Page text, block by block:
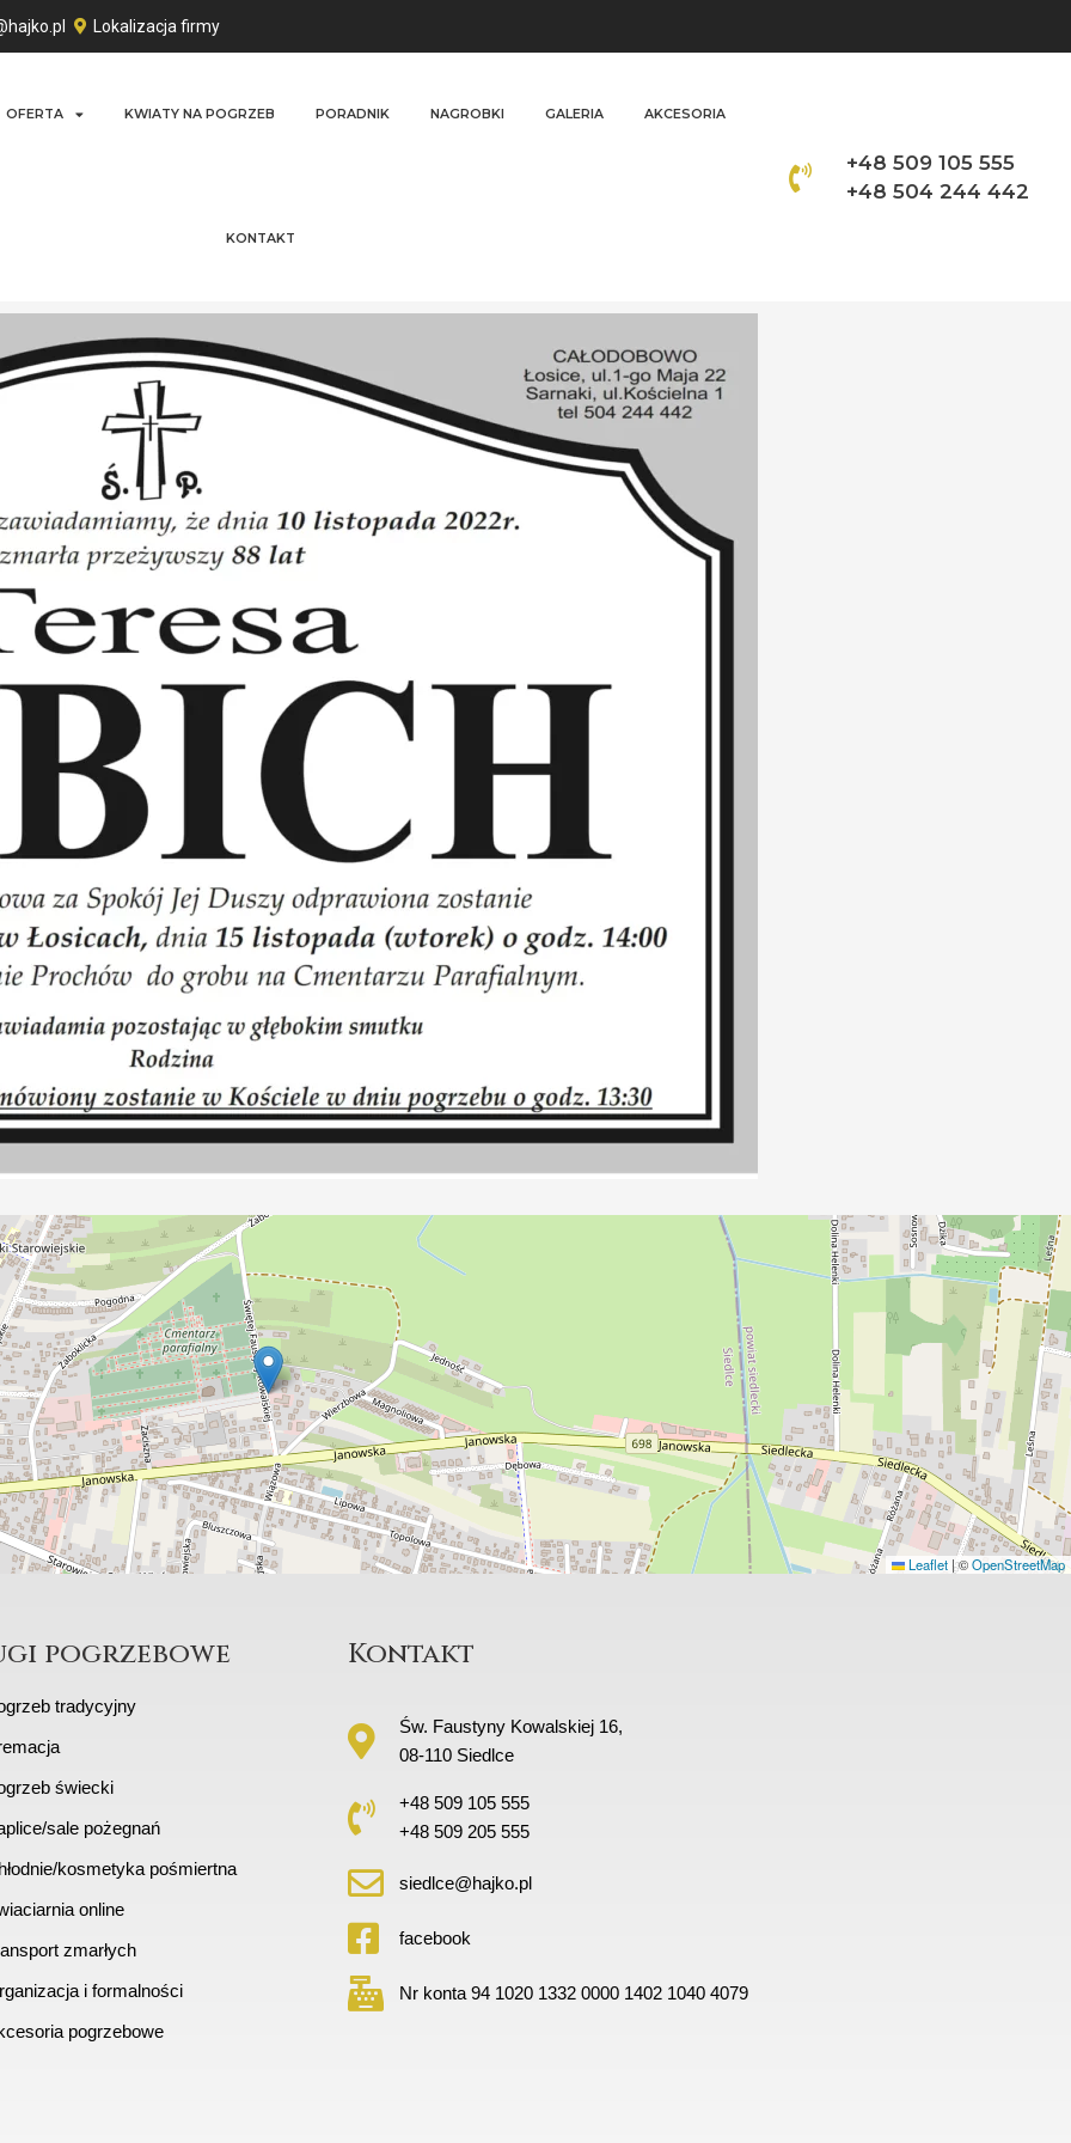
Lokalizacja firmy
OFERTA KWIATY NA POGRZEB PORADNIK NAGROBKI GALERIA AKCESORIA
KONTAKT
+48 509 105 555
+48 504 244 442
Leaflet |©OpenStreetMap
pogrzebowe
tradycyjny
świecki
sale pożegnań
kosmetyka pośmiertna
online
zmarłych
i formalności
pogrzebowe
Kontakt
Św. Faustyny Kowalskiej 16,
08-110 Siedlce
+48 509 105 555
+48 509 205 555
siedlce@hajko.pl
facebook
Nr konta 94 1020 1332 0000 1402 1040 4079